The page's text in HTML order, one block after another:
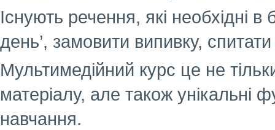
Існують речення, які необхідні в
день’, замовити випивку,
Мультимедійний курс це не
матеріалу, але також унікальні
навчання.